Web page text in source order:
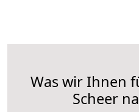
Was wir Ihnen
Scheer